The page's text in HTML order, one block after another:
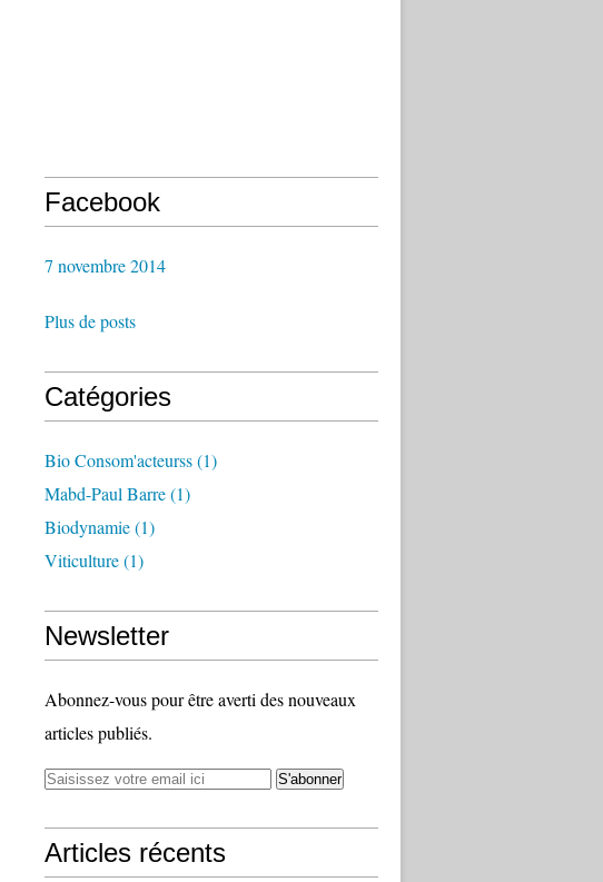
Facebook
7 novembre 2014
Plus de posts
Catégories
Bio Consom'acteurss(1)
Mabd-Paul Barre(1)
Biodynamie(1)
Viticulture(1)
Newsletter
Abonnez-vous pour être averti des nouveaux
articles publiés.
Articles récents